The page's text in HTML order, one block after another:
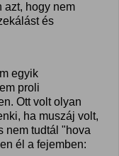
azt, hogy nem
és
egyik
proli
Ott volt olyan
ha muszáj volt,
nem tudtál "hova
él a fejemben: